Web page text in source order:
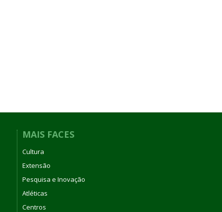
MAIS FACES
Cultura
Extensão
Pesquisa e Inovação
Atléticas
Centros